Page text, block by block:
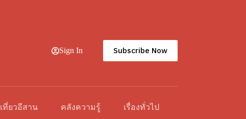
Sign In Subscribe Now
เที่ยวอีสาน คลังความรู้ เรื่องทั่วไป